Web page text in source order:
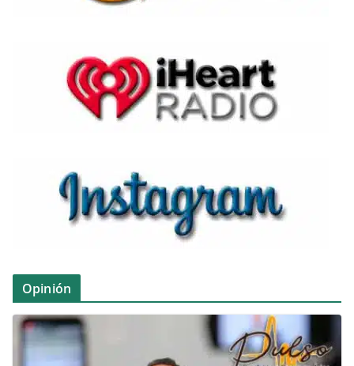
Opinión